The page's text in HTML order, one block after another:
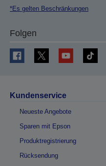
*Es gelten Beschränkungen
Folgen
Kundenservice
Neueste Angebote
Sparen mit Epson
Produktregistrierung
Rücksendung